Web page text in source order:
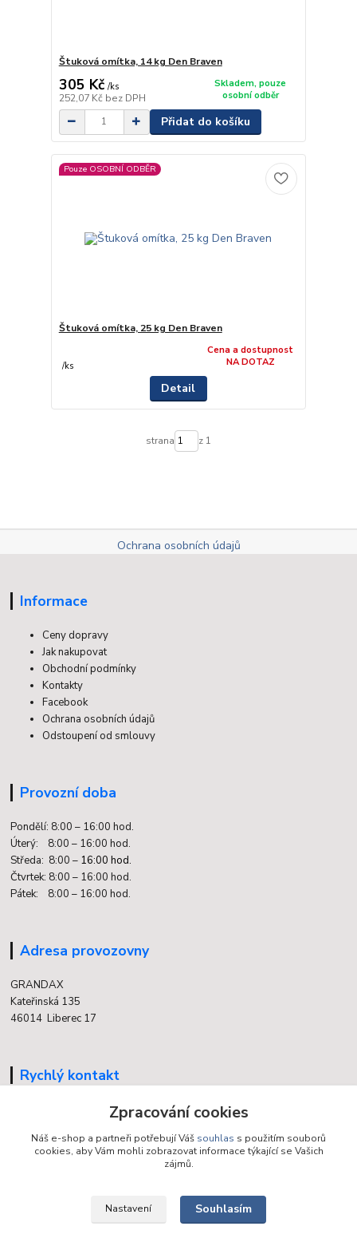
Štuková omítka, 14 kg Den Braven
305 Kč /ks
252,07 Kč bez DPH
Skladem, pouze
osobní odběr
Přidat do košíku
Pouze OSOBNÍ ODBĚR
Štuková omítka, 25 kg Den Braven
/ks
Cena a dostupnost
NA DOTAZ
Detail
strana z 1
Ochrana osobních údajů
Informace
Ceny dopravy
Jak nakupovat
Obchodní podmínky
Kontakty
Facebook
Ochrana osobních údajů
Odstoupení od smlouvy
Provozní doba
Pondělí: 8:00 – 16:00 hod.
Úterý: 8:00 – 16:00 hod.
Středa: 8:00 – 16:00 hod.
Čtvrtek: 8:00 – 16:00 hod.
Pátek: 8:00 – 16:00 hod.
Adresa provozovny
GRANDAX
Kateřinská 135
46014 Liberec 17
Rychlý kontakt
info@grandax.cz
Zpracování cookies
Náš e-shop a partneři potřebují Váš souhlas s použitím souborů
cookies, aby Vám mohli zobrazovat informace týkající se Vašich
zájmů.
Nastavení Souhlasím